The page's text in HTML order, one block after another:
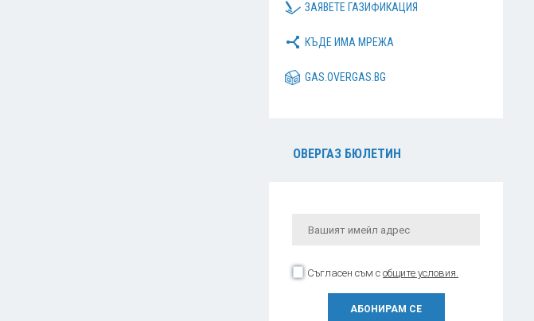
ЗАЯВЕТЕ ГАЗИФИКАЦИЯ
КЪДЕ ИМА МРЕЖА
GAS.OVERGAS.BG
ОВЕРГАЗ БЮЛЕТИН
Съгласен съм с общите условия.